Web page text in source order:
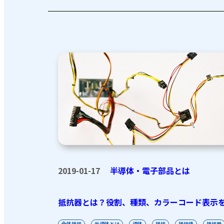
2019-01-17 半導体・電子部品とは
抵抗器とは？役割、種類、カラーコード表示